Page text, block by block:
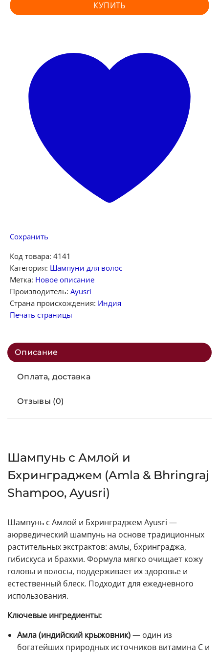
КУПИТЬ
Сохранить
Код товара: 4141
Категория: Шампуни для волос
Метка: Новое описание
Производитель: Ayusri
Страна происхождения: Индия
Печать страницы
Описание
Оплата, доставка
Отзывы (0)
Шампунь с Амлой и
Бхринграджем (Amla & Bhringraj
Shampoo, Ayusri)
Шампунь с Амлой и Бхринграджем Ayusri —
аюрведический шампунь на основе традиционных
растительных экстрактов: амлы, бхринграджа,
гибискуса и брахми. Формула мягко очищает кожу
головы и волосы, поддерживает их здоровье и
естественный блеск. Подходит для ежедневного
использования.
Ключевые ингредиенты:
Амла (индийский крыжовник)— один из
богатейших природных источников витамина С и